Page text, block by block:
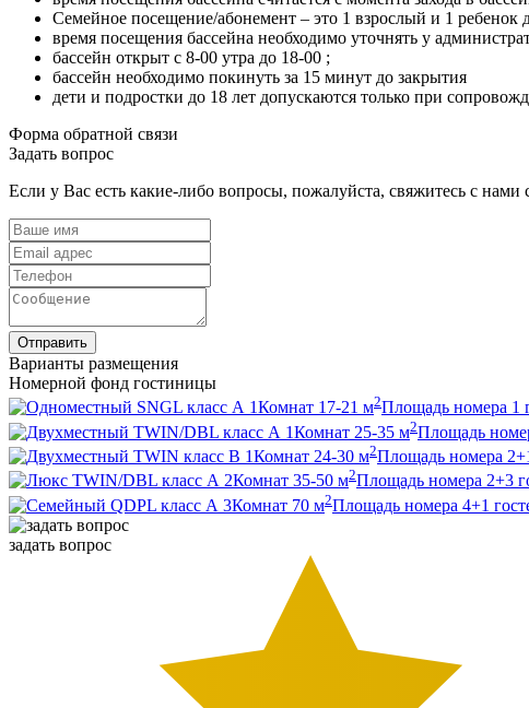
Семейное посещение/абонемент – это 1 взрослый и 1 ребенок
время посещения бассейна необходимо уточнять у
бассейн открыт с 8-00 утра до 18-00 ;
бассейн необходимо покинуть за 15 минут до закрытия
дети и подростки до 18 лет допускаются только при
Форма обратной связи
Задать вопрос
Если у Вас есть какие-либо вопросы, пожалуйста, свяжитесь с
Отправить
Варианты размещения
Номерной фонд гостиницы
1Комнат 17-21 м2Площадь номера 1
1Комнат 25-35 м2Площадь
1Комнат 24-30 м2Площадь номера
2Комнат 35-50 м2Площадь номера 2+3
3Комнат 70 м2Площадь номера 4+1
задать вопрос